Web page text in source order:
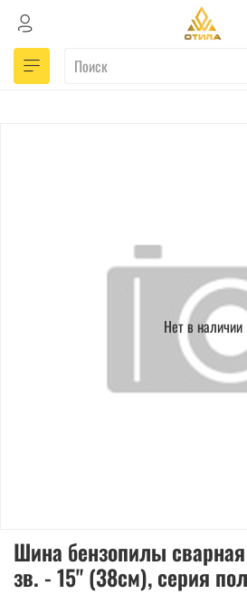
Нет в наличии
Шина бензопилы
зв. - 15" (38см), серия